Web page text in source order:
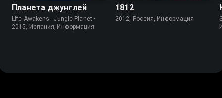
Планета джунглей
Life Awakens - Jungle Planet •
2015, Испания, Информация
1812
2012, Россия, Информация